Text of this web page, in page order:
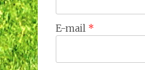
E-mail *